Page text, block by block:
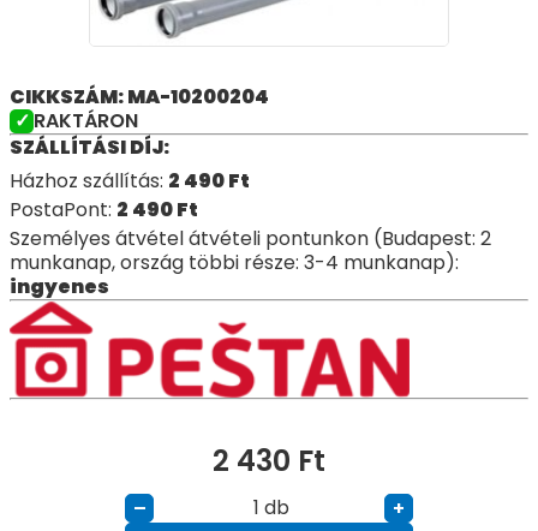
CIKKSZÁM: MA-10200204
RAKTÁRON
SZÁLLÍTÁSI DÍJ:
Házhoz szállítás: 2 490Ft
PostaPont: 2 490Ft
Személyes átvétel átvételi pontunkon (Budapest: 2
munkanap, ország többi része: 3-4 munkanap):
ingyenes
2 430 Ft
– db
+